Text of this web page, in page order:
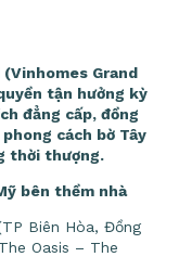
Grand
tận hưởng kỳ
đẳng cấp, đồng
cách bờ Tây
thời thượng.
bên thềm nhà
Biên Hòa, Đồng
Oasis – The